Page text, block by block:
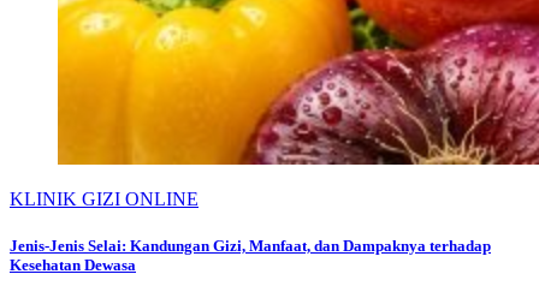
KLINIK GIZI ONLINE
Jenis-Jenis Selai: Kandungan Gizi, Manfaat, dan Dampaknya terhadap
Kesehatan Dewasa